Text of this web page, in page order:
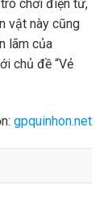
chơi điện tử,
vật này cũng
lãm của
chủ đề “Vẻ
gpquinhon.net